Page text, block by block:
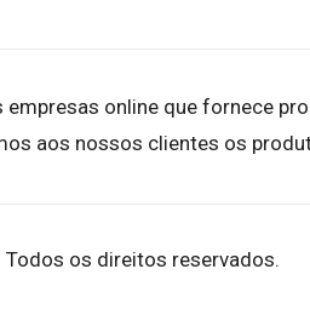
empresas online que fornece
aos nossos clientes os
Todos os direitos reservados.